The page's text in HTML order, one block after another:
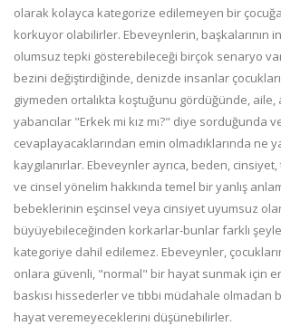
olarak kolayca kategorize edilemeyen bir
korkuyor olabilirler. Ebeveynlerin, başkalarının
olumsuz tepki gösterebileceği birçok senaryo
bezini değiştirdiğinde, denizde insanlar
giymeden ortalıkta koştuğunu gördüğünde,
yabancılar "Erkek mi kız mı?" diye sorduğunda
cevaplayacaklarından emin olmadıklarında ne
kaygılanırlar. Ebeveynler ayrıca, beden,
ve cinsel yönelim hakkında temel bir yanlış
bebeklerinin eşcinsel veya cinsiyet uyumsuz
büyüyebileceğinden korkarlar-bunlar farklı
kategoriye dahil edilemez. Ebeveynler,
onlara güvenli, "normal" bir hayat sunmak için
baskısı hissederler ve tıbbi müdahale olmadan
hayat veremeyeceklerini düşünebilirler.